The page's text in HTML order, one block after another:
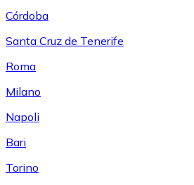
Córdoba
Santa Cruz de Tenerife
Roma
Milano
Napoli
Bari
Torino